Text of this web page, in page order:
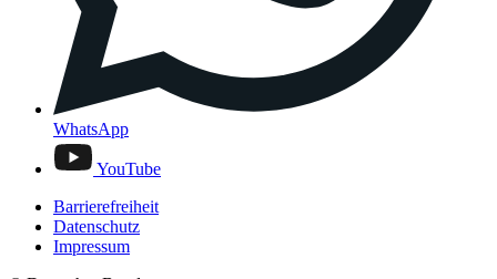
WhatsApp
YouTube
Barrierefreiheit
Datenschutz
Impressum